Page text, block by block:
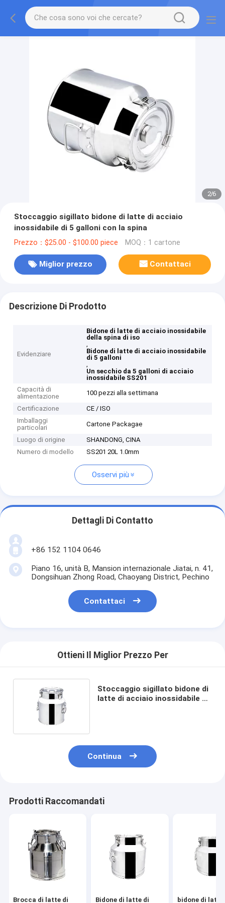
2/6
Stoccaggio sigillato bidone di latte di acciaio
inossidabile di 5 galloni con la spina
Prezzo：$25.00 - $100.00 piece MOQ：1 cartone
Miglior prezzo Contattaci
Descrizione Di Prodotto
Evidenziare
Bidone di latte di acciaio inossidabile
della spina di iso
,
Bidone di latte di acciaio inossidabile
di 5 galloni
,
Un secchio da 5 galloni di acciaio
inossidabile SS201
Capacità di
alimentazione
100 pezzi alla settimana
Certificazione
CE / ISO
Imballaggi
particolari
Cartone Packagae
Luogo di origine
SHANDONG, CINA
Numero di modello
SS201 20L 1.0mm
Osservi più
Dettagli Di Contatto
+86 152 1104 0646
Piano 16, unità B, Mansion internazionale Jiatai, n. 41,
Dongsihuan Zhong Road, Chaoyang District, Pechino
Contattaci
Ottieni Il Miglior Prezzo Per
Stoccaggio sigillato bidone di
latte di acciaio inossidabile di
Continua
Prodotti Raccomandati
Brocca di latte di Bidone di latte di bidone di latte